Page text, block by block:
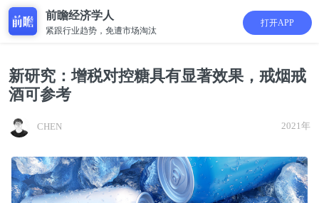
前瞻经济学人
紧跟行业趋势，免遭市场淘汰
打开APP
新研究：增税对控糖具有显著效果，戒烟戒
酒可参考
CHEN 2021年